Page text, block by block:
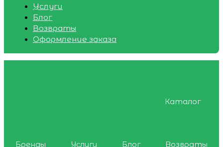
Услуги
Блог
Возвраты
Оформление заказа
Каталог
Бренды Услуги Блог
Возвраты